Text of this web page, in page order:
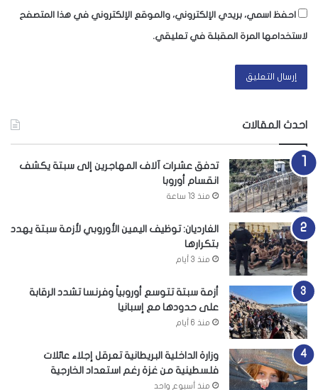
احفظ اسمي، بريدي الإلكتروني، والموقع الإلكتروني في هذا المتصفح
لاستخدامها المرة المقبلة في تعليقي.
احدث المقالات
تدفق عشرات آلاف المهاجرين إلى سبتة يكشف
انقسام أوروبا
منذ 13 ساعة
الغارديان: توظيف اليمين الأوروبي لأزمة سبتة يهدد
بتكرارها
منذ 3 أيام
أزمة سبتة تتوسع أوروبياً وفرنسا تشدد الرقابة
على حدودها مع إسبانيا
منذ 6 أيام
وزارة الداخلية البريطانية تعرقل إجلاء عائلات
فلسطينية من غزة رغم استعداد الخارجية
منذ أسبوع واحد